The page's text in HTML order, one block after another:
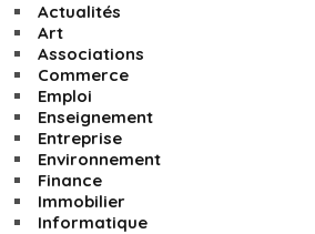
Actualités
Art
Associations
Commerce
Emploi
Enseignement
Entreprise
Environnement
Finance
Immobilier
Informatique